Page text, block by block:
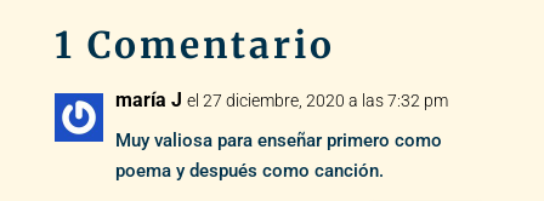
1 Comentario
maría J el 27 diciembre, 2020 a las 7:32 pm
Muy valiosa para enseñar primero como
poema y después como canción.